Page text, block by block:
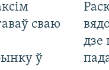
сваю
ў
дзе